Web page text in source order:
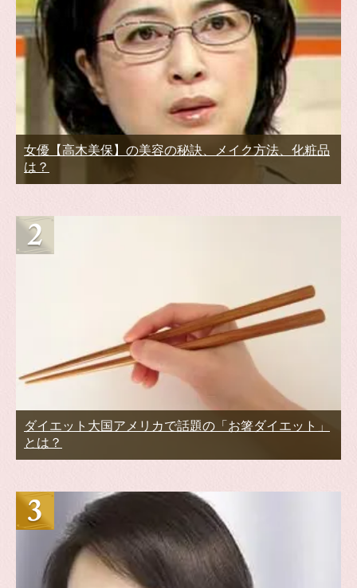
女優【高木美保】の美容の秘訣、メイク方法、化粧品
は？
ダイエット大国アメリカで話題の「お箸ダイエット」
とは？